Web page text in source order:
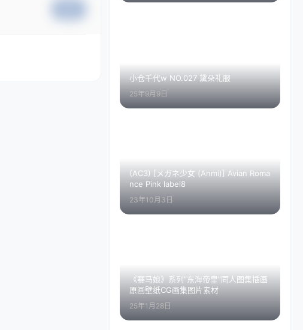
小仓千代w NO.027 黛朵礼服
25年9月9日
(AC3) [メガネ少女 (Anmi)] Avian Roma
nce Pink label8
23年10月3日
《赛马娘》系列”东海帝皇”同人图集插画
原画壁纸CG画集图片素材
25年1月28日